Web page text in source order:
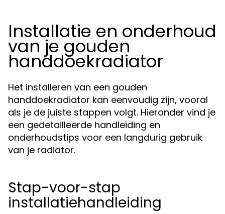
Installatie en onderhoud
van je gouden
handdoekradiator
Het installeren van een gouden
handdoekradiator kan eenvoudig zijn, vooral
als je de juiste stappen volgt. Hieronder vind je
een gedetailleerde handleiding en
onderhoudstips voor een langdurig gebruik
van je radiator.
Stap-voor-stap
installatiehandleiding